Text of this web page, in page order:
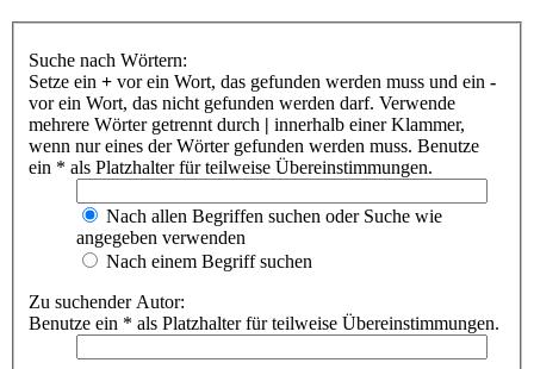
Suche nach Wörtern:
Setze ein + vor ein Wort, das gefunden werden muss und ein -
vor ein Wort, das nicht gefunden werden darf. Verwende
mehrere Wörter getrennt durch | innerhalb einer Klammer,
wenn nur eines der Wörter gefunden werden muss. Benutze
ein * als Platzhalter für teilweise Übereinstimmungen.
Nach allen Begriffen suchen oder Suche wie
angegeben verwenden
Nach einem Begriff suchen
Zu suchender Autor:
Benutze ein * als Platzhalter für teilweise Übereinstimmungen.